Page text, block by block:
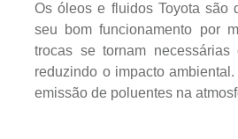
Os óleos e fluidos Toyota são
seu bom funcionamento por
trocas se tornam
reduzindo o impacto
emissão de poluentes na